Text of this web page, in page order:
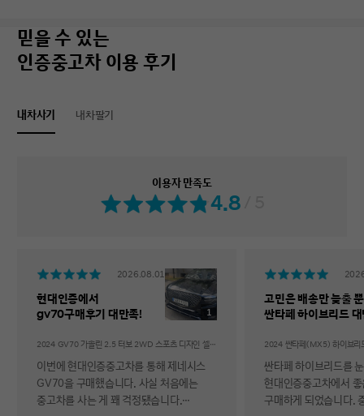
믿을 수 있는
인증중고차 이용 후기
내차사기 내차팔기
이용자 만족도
4.8
2026.08.01
현대인증에서
gv70구매후기 대만족!
1
2024 GV70 가솔린 2.5 터보 2WD 스포츠 디자인 셀렉션Ⅱ
이번에 현대인증중고차를 통해 제네시스
GV70을 구매했습니다. 사실 처음에는
중고차를 사는 게 꽤 걱정됐습니다.
고민은 배송만 늦출
싼타페 하이브리드
싼타페 하이브리드를
현대인증중고차에서
구매하게 되었습니다.